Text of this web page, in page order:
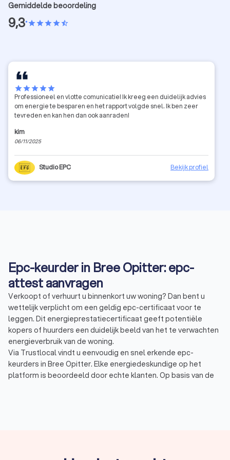
Gemiddelde beoordeling
9,3•starstarstarstarstar_half
starstarstarstarstar
Professioneel en vlotte comunicatie! Ik kreeg een duidelijk advies
om energie te besparen en het rapport volgde snel. Ik ben zeer
tevreden en kan hen dan ook aanraden!
kim
06/11/2025
Studio EPC Bekijk profiel
Epc-keurder in Bree Opitter: epc-
attest aanvragen
Verkoopt of verhuurt u binnenkort uw woning? Dan bent u
wettelijk verplicht om een geldig epc-certificaat voor te
leggen. Dit energieprestatiecertificaat geeft potentiële
kopers of huurders een duidelijk beeld van het te verwachten
energieverbruik van de woning.
Via Trustlocal vindt u eenvoudig en snel erkende epc-
keurders in Bree Opitter. Elke energiedeskundige op het
platform is beoordeeld door echte klanten. Op basis van de
Wat doet een epc-keurder?